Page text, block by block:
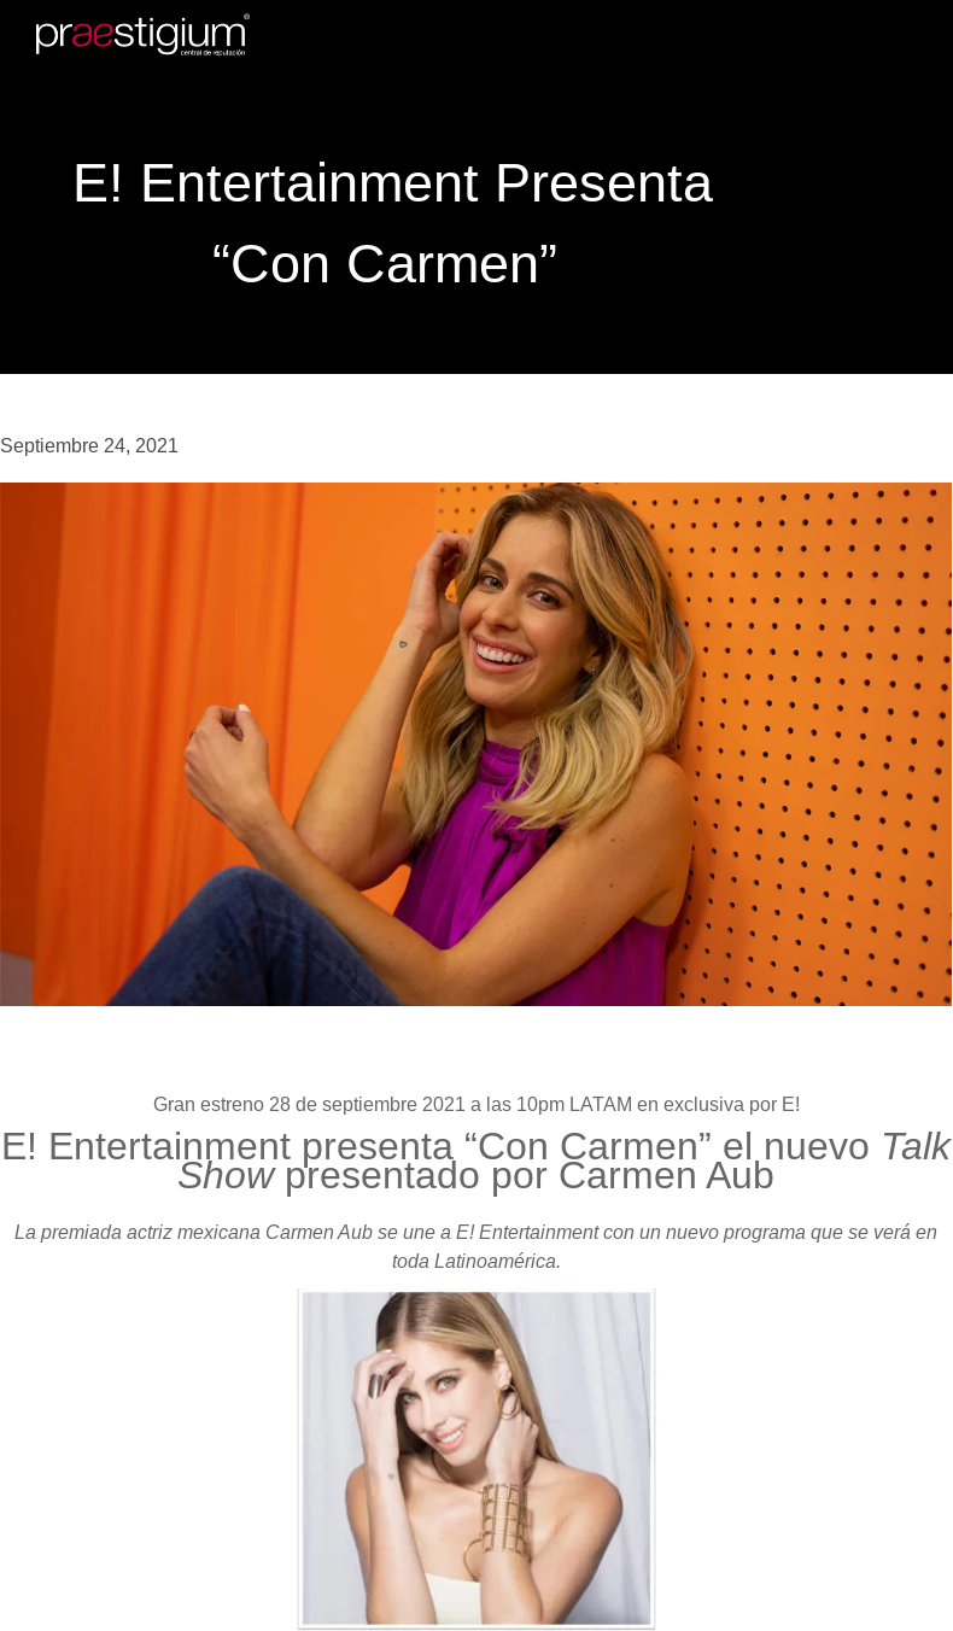
E! Entertainment Presenta
“Con Carmen”
Septiembre 24, 2021
Gran estreno 28 de septiembre 2021 a las 10pm LATAM en exclusiva por E!
E! Entertainment presenta “Con Carmen” el nuevo Talk
Show presentado por Carmen Aub
La premiada actriz mexicana Carmen Aub se une a E! Entertainment con un nuevo programa que se verá en
toda Latinoamérica.